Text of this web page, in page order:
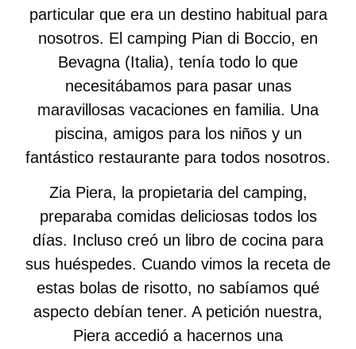
particular que era un destino habitual para
nosotros. El camping Pian di Boccio, en
Bevagna (Italia), tenía todo lo que
necesitábamos para pasar unas
maravillosas vacaciones en familia. Una
piscina, amigos para los niños y un
fantástico restaurante para todos nosotros.
Zia Piera, la propietaria del camping,
preparaba comidas deliciosas todos los
días. Incluso creó un libro de cocina para
sus huéspedes. Cuando vimos la receta de
estas bolas de risotto, no sabíamos qué
aspecto debían tener. A petición nuestra,
Piera accedió a hacernos una